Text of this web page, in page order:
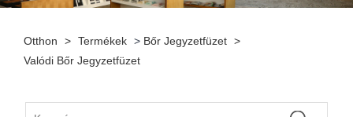
Otthon > Termékek > Bőr Jegyzetfüzet >
Valódi Bőr Jegyzetfüzet